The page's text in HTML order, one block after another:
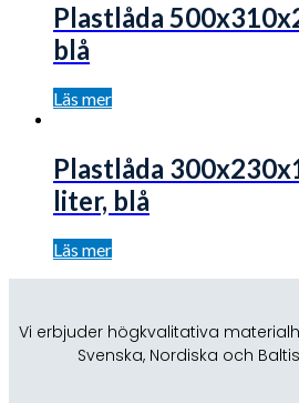
Plastlåda
blå
Läs mer
Plastlåda
liter, blå
Läs mer
Vi erbjuder högkvalitativa
Svenska, Nordiska och